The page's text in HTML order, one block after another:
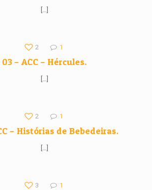
[…]
2 1
03 – ACC – Hércules.
[…]
2 1
– Histórias de Bebedeiras.
[…]
3 1